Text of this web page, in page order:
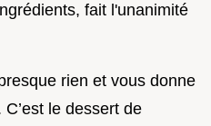
fait l'unanimité
rien et vous donne
le dessert de